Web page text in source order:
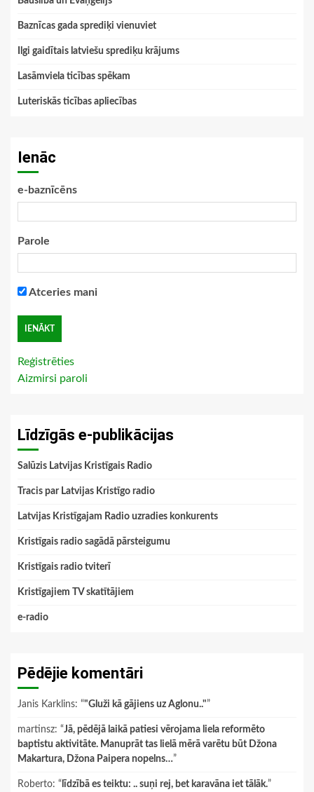
Baznīcas gada sprediķi vienuviet
Ilgi gaidītais latviešu sprediķu krājums
Lasāmviela ticības spēkam
Luteriskās ticības apliecības
Ienāc
e-baznīcēns
Parole
Atceries mani
Reģistrēties
Aizmirsi paroli
Līdzīgās e-publikācijas
Salūzis Latvijas Kristīgais Radio
Tracis par Latvijas Kristīgo radio
Latvijas Kristīgajam Radio uzradies konkurents
Kristīgais radio sagādā pārsteigumu
Kristīgais radio tviterī
Kristīgajiem TV skatītājiem
e-radio
Pēdējie komentāri
Janis Karklins: “"Gluži kā gājiens uz Aglonu.."”
martinsz: “Jā, pēdējā laikā patiesi vērojama liela reformēto
baptistu aktivitāte. Manuprāt tas lielā mērā varētu būt Džona
Makartura, Džona Paipera nopelns…”
Roberto: “ līdzībā es teiktu: .. suņi rej, bet karavāna iet tālāk.”